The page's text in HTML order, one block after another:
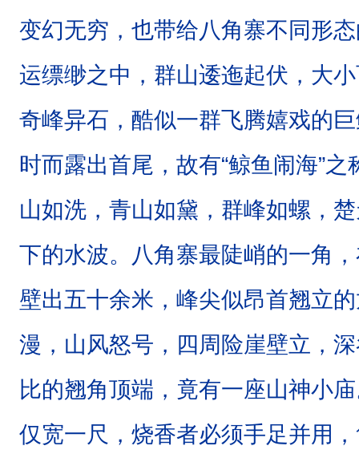
变幻无穷，也带给八角寨不同形
运缥缈之中，群山逶迤起伏，大
奇峰异石，酷似一群飞腾嬉戏的
时而露出首尾，故有“鲸鱼闹海”
山如洗，青山如黛，群峰如螺，
下的水波。八角寨最陡峭的一角
壁出五十余米，峰尖似昂首翘立
漫，山风怒号，四周险崖壁立，
比的翘角顶端，竟有一座山神小
仅宽一尺，烧香者必须手足并用